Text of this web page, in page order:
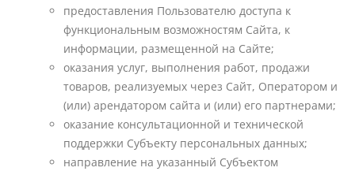
предоставления Пользователю доступа к
функциональным возможностям Сайта, к
информации, размещенной на Сайте;
оказания услуг, выполнения работ, продажи
товаров, реализуемых через Сайт, Оператором и
(или) арендатором сайта и (или) его партнерами;
оказание консультационной и технической
поддержки Субъекту персональных данных;
направление на указанный Субъектом